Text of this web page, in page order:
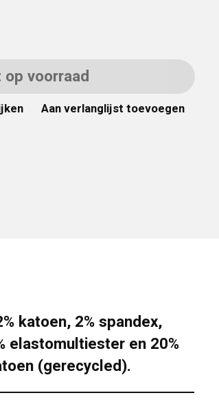
op voorraad
Aan verlanglijst toevoegen
katoen, 2% spandex,
elastomultiester en 20%
(gerecycled).